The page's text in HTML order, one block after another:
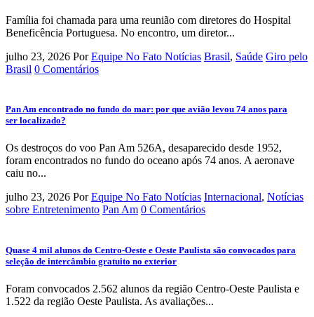
Família foi chamada para uma reunião com diretores do Hospital
Beneficência Portuguesa. No encontro, um diretor...
julho 23, 2026 Por Equipe No Fato Notícias Brasil, Saúde Giro pelo
Brasil 0 Comentários
Pan Am encontrado no fundo do mar: por que avião levou 74 anos para
ser localizado?
Os destroços do voo Pan Am 526A, desaparecido desde 1952,
foram encontrados no fundo do oceano após 74 anos. A aeronave
caiu no...
julho 23, 2026 Por Equipe No Fato Notícias Internacional, Notícias
sobre Entretenimento Pan Am 0 Comentários
Quase 4 mil alunos do Centro-Oeste e Oeste Paulista são convocados para
seleção de intercâmbio gratuito no exterior
Foram convocados 2.562 alunos da região Centro-Oeste Paulista e
1.522 da região Oeste Paulista. As avaliações...